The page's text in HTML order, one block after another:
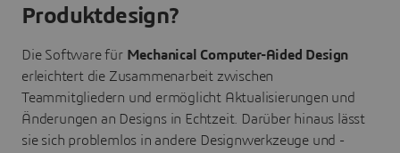
Produktdesign?
Die Software für Mechanical Computer-Aided Design
erleichtert die Zusammenarbeit zwischen
Teammitgliedern und ermöglicht Aktualisierungen und
Änderungen an Designs in Echtzeit. Darüber hinaus lässt
sie sich problemlos in andere Designwerkzeuge und -